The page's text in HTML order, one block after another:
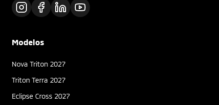
Modelos
Nova Triton 2027
Triton Terra 2027
Eclipse Cross 2027